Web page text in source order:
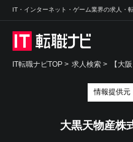
IT・インターネット・ゲーム業界の求人・
IT転職ナビTOP > 求人検索 > 【大
情報提供元
大黒天物産株